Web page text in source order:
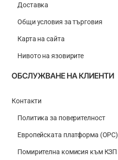
Доставка
Общи условия за търговия
Карта на сайта
Нивото на язовирите
ОБСЛУЖВАНЕ НА КЛИЕНТИ
Контакти
Политика за поверителност
Европейската платформа (ОРС)
Помирителна комисия към КЗП